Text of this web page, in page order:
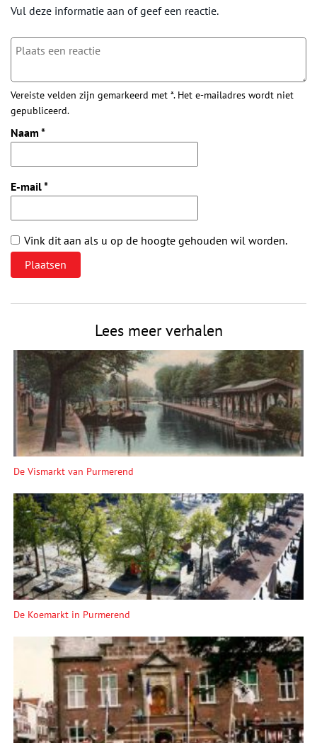
Vul deze informatie aan of geef een reactie.
Vereiste velden zijn gemarkeerd met *. Het e-mailadres wordt niet
gepubliceerd.
Naam *
E-mail*
Vink dit aan als u op de hoogte gehouden wil worden.
Lees meer verhalen
De Vismarkt van Purmerend
De Koemarkt in Purmerend